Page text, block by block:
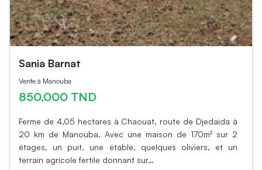
Sania Barnat
Vente à Manouba
850,000 TND
Ferme de 4,05 hectares à Chaouat, route de Djedaida à
20 km de Manouba. Avec une maison de 170m² sur 2
étages, un puit, une étable, quelques oliviers, et un
terrain agricole fertile donnant sur…